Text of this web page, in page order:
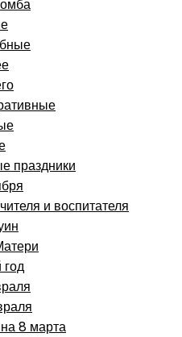
праздники
и воспитателя
8 марта